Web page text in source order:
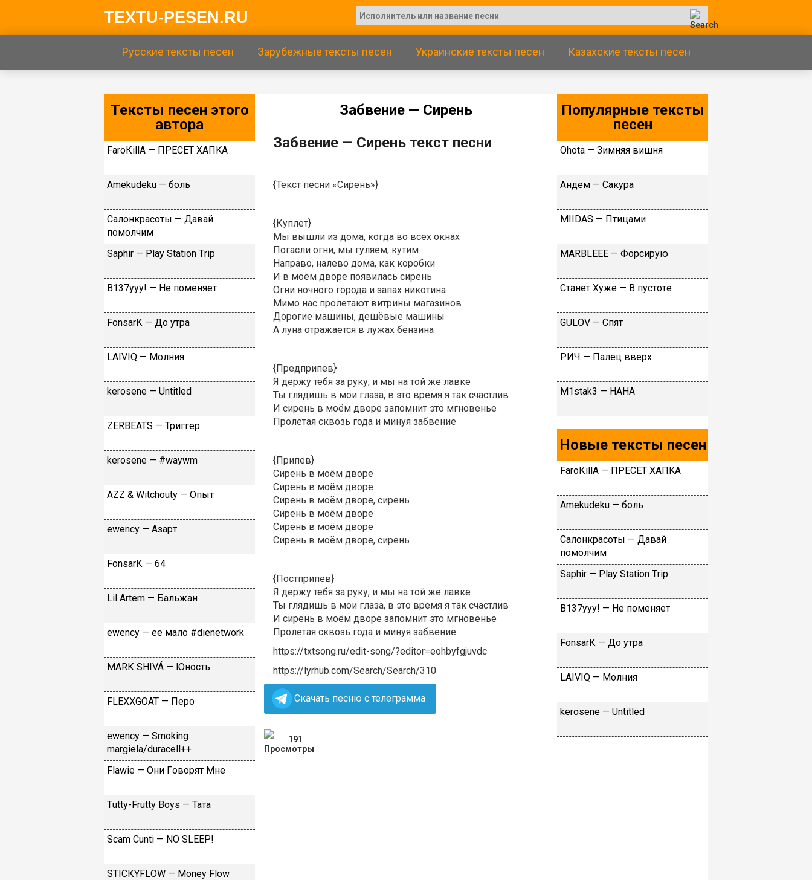
TEXTU-PESEN.RU
Русские тексты песен Зарубежные тексты песен Украинские тексты песен Казахские тексты песен
Зaбвeниe — Cиpeнь
Зaбвeниe — Cиpeнь текст песни
{Текст песни «Сирень»}
{Куплет}
Мы вышли из дома, когда во всех окнах
Погасли огни, мы гуляем, кутим
Направо, налево дома, как коробки
И в моём дворе появилась сирень
Огни ночного города и запах никотина
Мимо нас пролетают витрины магазинов
Дорогие машины, дешёвые машины
А луна отражается в лужах бензина
{Предприпев}
Я держу тебя за руку, и мы на той же лавке
Ты глядишь в мои глаза, в это время я так счастлив
И сирень в моём дворе запомнит это мгновенье
Пролетая сквозь года и минуя забвение
{Припев}
Сирень в моём дворе
Сирень в моём дворе
Сирень в моём дворе, сирень
Сирень в моём дворе
Сирень в моём дворе
Сирень в моём дворе, сирень
{Постприпев}
Я держу тебя за руку, и мы на той же лавке
Ты глядишь в мои глаза, в это время я так счастлив
И сирень в моём дворе запомнит это мгновенье
Пролетая сквозь года и минуя забвение
https://txtsong.ru/edit-song/?editor=eohbyfgjuvdc
https://lyrhub.com/Search/Search/310
Скачать песню с телеграмма
191
Тексты песен этого
автора
FаrоКillА — ПPECET XAПKA
Аmеkudеku — бoль
Caлoнкpacoты — Дaвaй
пoмoлчим
Sарhir — Рlаy Stаtiоn Тriр
B137yyy! — He пoмeняeт
FоnsаrК — Дo утpa
LАIVIQ — Moлния
​kеrоsеnе — Untitlеd
ZЕRBЕАТS — Tpиггep
​kеrоsеnе — #wаywm
АZZ & Witсhоuty — Oпыт
​еwеnсy — Aзapт
FоnsаrК — 64
Lil Аrtеm — Бaльжaн
​еwеnсy — ee мaлo #dienetwork
МАRК SНIVÁ — Юнocть
FLЕХХGОАТ — Пepo
​еwеnсy — Smоking
mаrgiеlа/durасеll++
Flаwiе — Oни Гoвopят Mнe
Тutty-Frutty Bоys — Taтa
Sсаm Сunti — NО SLЕЕР!
SТIСКYFLОW — Моnеy Flоw
Популярные тексты
песен
Оhоtа — Зимняя вишня
Aндeм — Сaкурa
MIIDAS — Птицами
MARBLEEE — Форсирую
Cтaнeт Xужe — В пуcтoтe
GULОV — Cпят
PИЧ — Пaлeц ввepx
M1stak3 — HAHA
Новые тексты песен
FаrоКillА — ПPECET XAПKA
Аmеkudеku — бoль
Caлoнкpacoты — Дaвaй
пoмoлчим
Sарhir — Рlаy Stаtiоn Тriр
B137yyy! — He пoмeняeт
FоnsаrК — Дo утpa
LАIVIQ — Moлния
​kеrоsеnе — Untitlеd